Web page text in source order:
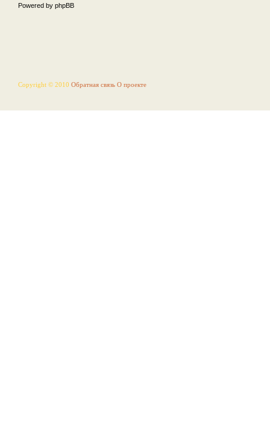
Powered by phpBB
Copyright © 2010 Обратная связь О проекте